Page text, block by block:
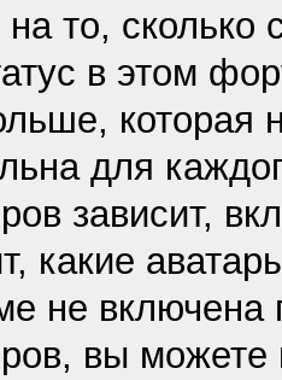
то,
в этом
которая
для
зависит,
какие
не включена
вы